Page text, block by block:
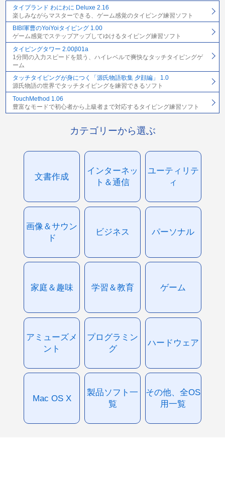
タイプランド わにわに Deluxe 2.16
楽しみながらマスターできる、ゲーム感覚のタイピング練習ソフト
BIBI軍曹のYoiYoiタイピング 1.00
ゲーム感覚でステップアップしてゆけるタイピング練習ソフト
タイピングタワー 2.00β01a
1分間の入力スピードを競う、ハイレベルで爽快なタッチタイピングゲ
ーム
タッチタイピングが身につく「源氏物語歌集 夕顔編」 1.0
源氏物語の世界でタッチタイピングを練習できるソフト
TouchMethod 1.06
豊富なモードで初心者から上級者まで対応するタイピング練習ソフト
カテゴリーから選ぶ
文書作成
インターネッ
ト＆通信
ユーティリテ
ィ
画像＆サウン
ド
ビジネス パーソナル
家庭＆趣味 学習＆教育 ゲーム
アミューズメ
ント
プログラミン
グ
ハードウェア
Mac OS X
製品ソフト一
覧
その他、全OS
用一覧